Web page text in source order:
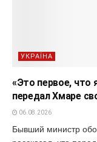
УКРАЇНА
«Это первое, что
передал Хмаре
06.08.2026
Бывший министр